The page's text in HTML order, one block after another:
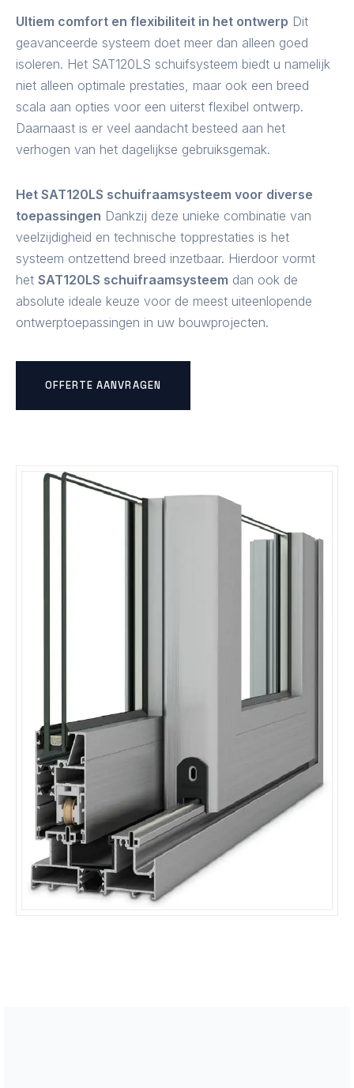
Ultiem comfort en flexibiliteit in het ontwerp Dit
geavanceerde systeem doet meer dan alleen goed
isoleren. Het SAT120LS schuifsysteem biedt u namelijk
niet alleen optimale prestaties, maar ook een breed
scala aan opties voor een uiterst flexibel ontwerp.
Daarnaast is er veel aandacht besteed aan het
verhogen van het dagelijkse gebruiksgemak.
Het SAT120LS schuifraamsysteem voor diverse
toepassingen Dankzij deze unieke combinatie van
veelzijdigheid en technische topprestaties is het
systeem ontzettend breed inzetbaar. Hierdoor vormt
het SAT120LS schuifraamsysteem dan ook de
absolute ideale keuze voor de meest uiteenlopende
ontwerptoepassingen in uw bouwprojecten.
OFFERTE AANVRAGEN